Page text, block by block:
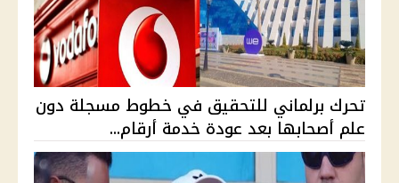
تحرك برلماني للتحقيق في خطوط مسجلة دون
علم أصحابها بعد عودة خدمة أرقام...